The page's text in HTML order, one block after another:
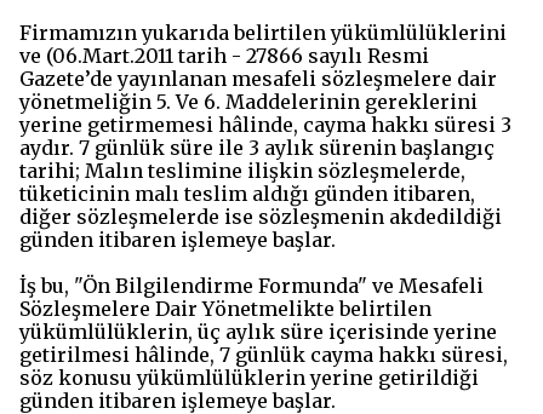
Firmamızın yukarıda belirtilen yükümlülüklerini
ve (06.Mart.2011 tarih - 27866 sayılı Resmi
Gazete’de yayınlanan mesafeli sözleşmelere dair
yönetmeliğin 5. Ve 6. Maddelerinin gereklerini
yerine getirmemesi hâlinde, cayma hakkı süresi 3
aydır. 7 günlük süre ile 3 aylık sürenin başlangıç
tarihi; Malın teslimine ilişkin sözleşmelerde,
tüketicinin malı teslim aldığı günden itibaren,
diğer sözleşmelerde ise sözleşmenin akdedildiği
günden itibaren işlemeye başlar.
İş bu, "Ön Bilgilendirme Formunda" ve Mesafeli
Sözleşmelere Dair Yönetmelikte belirtilen
yükümlülüklerin, üç aylık süre içerisinde yerine
getirilmesi hâlinde, 7 günlük cayma hakkı süresi,
söz konusu yükümlülüklerin yerine getirildiği
günden itibaren işlemeye başlar.